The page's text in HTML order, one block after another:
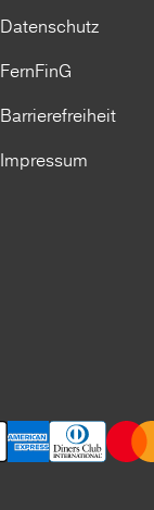
Datenschutz
FernFinG
Barrierefreiheit
Impressum